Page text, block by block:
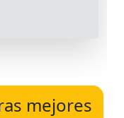
mejores